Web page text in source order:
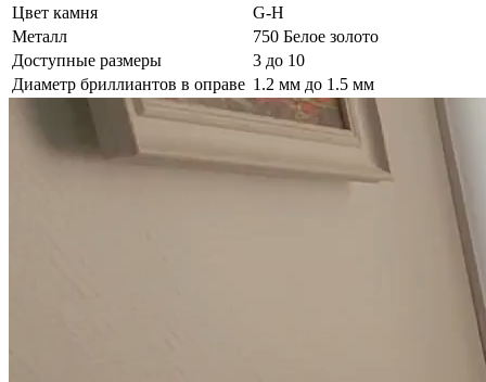
Цвет камня
G-H
Металл
750 Белое золото
Доступные размеры
3 до 10
Диаметр бриллиантов в оправе 1.2 мм до 1.5 мм